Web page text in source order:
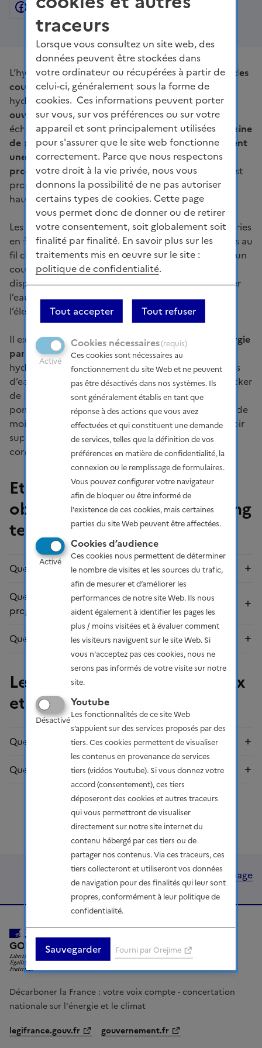
traceurs
Lorsque vous consultez un site web, des
données peuvent être stockées dans
votre ordinateur ou récupérées à partir de
celui-ci, généralement sous la forme de
cookies. Ces informations peuvent porter
sur vous, sur vos préférences ou sur votre
appareil et sont principalement utilisées
pour s'assurer que le site web fonctionne
correctement. Parce que nous respectons
votre droit à la vie privée, nous vous
donnons la possibilité de ne pas autoriser
certains types de cookies. Cette page
vous permet donc de donner ou de retirer
votre consentement, soit globalement soit
finalité par finalité. En savoir plus sur les
traitements mis en œuvre sur le site :
politique de confidentialité.
Tout accepter Tout refuser
Cookies nécessaires(requis)
Activé
Ces cookies sont nécessaires au
fonctionnement du site Web et ne peuvent
pas être désactivés dans nos systèmes. Ils
sont généralement établis en tant que
réponse à des actions que vous avez
effectuées et qui constituent une demande
de services, telles que la définition de vos
préférences en matière de confidentialité, la
connexion ou le remplissage de formulaires.
Vous pouvez configurer votre navigateur
afin de bloquer ou être informé de
l'existence de ces cookies, mais certaines
parties du site Web peuvent être affectées.
Cookies d’audience
Activé
Ces cookies nous permettent de déterminer
le nombre de visites et les sources du trafic,
afin de mesurer et d’améliorer les
performances de notre site Web. Ils nous
aident également à identifier les pages les
plus / moins visitées et à évaluer comment
les visiteurs naviguent sur le site Web. Si
vous n'acceptez pas ces cookies, nous ne
serons pas informés de votre visite sur notre
site.
Youtube
Désactivé
Les fonctionnalités de ce site Web
s’appuient sur des services proposés par des
tiers. Ces cookies permettent de visualiser
les contenus en provenance de services
tiers (vidéos Youtube). Si vous donnez votre
accord (consentement), ces tiers
déposeront des cookies et autres traceurs
qui vous permettront de visualiser
directement sur notre site internet du
contenu hébergé par ces tiers ou de
partager nos contenus. Via ces traceurs, ces
tiers collecteront et utiliseront vos données
de navigation pour des finalités qui leur sont
propres, conformément à leur politique de
confidentialité.
Sauvegarder Fourni par Orejime
FacebookPartager sur Twitter
Partager sur Linkedin
CourrielCopier dans le
L’hydroélectricitétransforme l’énergie des lacs et des
cours d’eau en électricité. Une installation
hydroélectrique est généralement composée d’un
ouvrage de retenue(barrage) permettant le cas
échéant de stocker l’eau et de l’orienter vers une
usine
de production. Dans celle-ci, elle met en mouvement
une turbine associée à un alternateur afin de
produire de l’électricité. La puissance électrique est
proportionnelle, en fonction de l’installation, à la
hauteur de chute et au débit turbiné.
Les installations se répartissent en plusieurs catégories
en fonction de leurs caractéristiques : des centrales au
fil de l’eau qui turbinent tout ou partie du débit d’un
cours d’eau, jusqu’aux centrales « de lac » qui
disposent d’une grande retenue et peuvent stocker
l’eau pendant plusieurs mois pour produire de
l’électricité à la demande.
Il existe également desstations de transfert d’énergie
par pompage (STEP) qui sont des centrales
hydroélectriques fonctionnant entre deux retenues
d’eau d’altitudes différentes et permettent de stocker
de l’électricité à grande échelle : ces installations
pompent des volumes d’eau pendant les périodes de
moindre consommation d’électricité vers le réservoir
supérieur et les turbinent pendant les pics de
consommation électrique.
Etat des lieux de la filière,
objectifs actuels et à plus long
terme
Quel est l’état des lieux de la filière ?
Quels sont les objectifs actuels de la
programmation pluriannuelle de l’énergie (PPE) ?
Quels sont les objectifs à plus long terme ?
Les enjeux environnementaux
et économiques
Quel bilan environnemental ?
Quels sont les enjeux économiques et financiers ?
Haut de page
GOUVERNEMENTLIBERTÉ, ÉGALITÉ, FRATERNITÉ
Décarboner la France : votre voix compte - concertation
nationale sur l'énergie et le climat
legifrance.gouv.fr
gouvernement.fr